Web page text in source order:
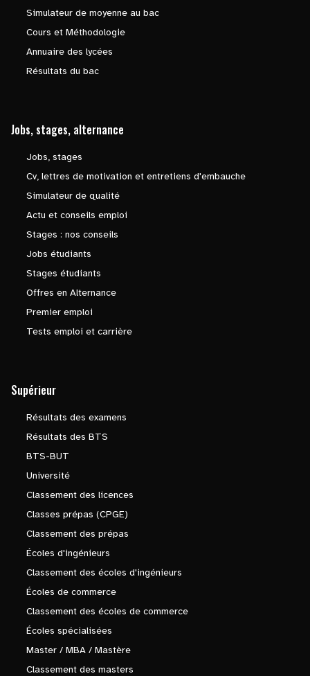
Simulateur de moyenne au bac
Cours et Méthodologie
Annuaire des lycées
Résultats du bac
Jobs, stages, alternance
Jobs, stages
Cv, lettres de motivation et entretiens d'embauche
Simulateur de qualité
Actu et conseils emploi
Stages : nos conseils
Jobs étudiants
Stages étudiants
Offres en Alternance
Premier emploi
Tests emploi et carrière
Supérieur
Résultats des examens
Résultats des BTS
BTS-BUT
Université
Classement des licences
Classes prépas (CPGE)
Classement des prépas
Écoles d'ingénieurs
Classement des écoles d'ingénieurs
Écoles de commerce
Classement des écoles de commerce
Écoles spécialisées
Master / MBA / Mastère
Classement des masters